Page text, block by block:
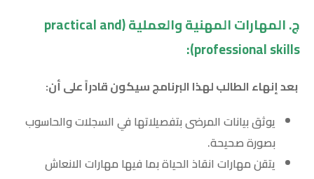
ج. المهارات المهنية والعملية (practical and
professional skills
):
بعد إنهاء الطالب لهذا البرنامج سيكون قادراً على أن:
يوثق بيانات المرضى بتفصيلاتها في السجلات والحاسوب
بصورة صحيحة.
يتقن مهارات انقاذ الحياة بما فيها مهارات الانعاش